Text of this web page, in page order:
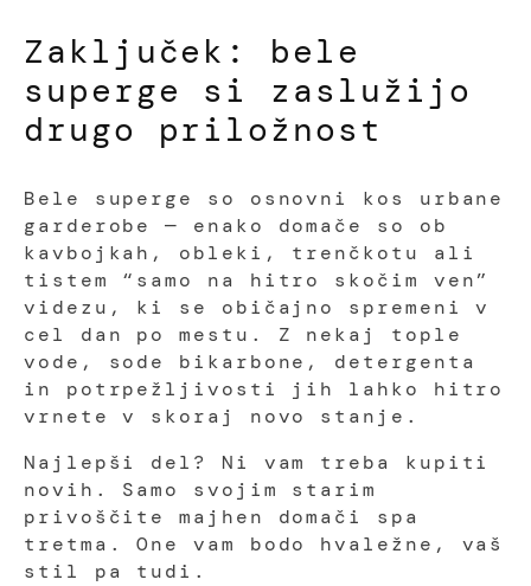
Zaključek: bele
superge si zaslužijo
drugo priložnost
Bele superge so osnovni kos urbane
garderobe — enako domače so ob
kavbojkah, obleki, trenčkotu ali
tistem “samo na hitro skočim ven”
videzu, ki se običajno spremeni v
cel dan po mestu. Z nekaj tople
vode, sode bikarbone, detergenta
in potrpežljivosti jih lahko hitro
vrnete v skoraj novo stanje.
Najlepši del? Ni vam treba kupiti
novih. Samo svojim starim
privoščite majhen domači spa
tretma. One vam bodo hvaležne, vaš
stil pa tudi.